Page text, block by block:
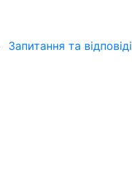
Запитання та відповіді